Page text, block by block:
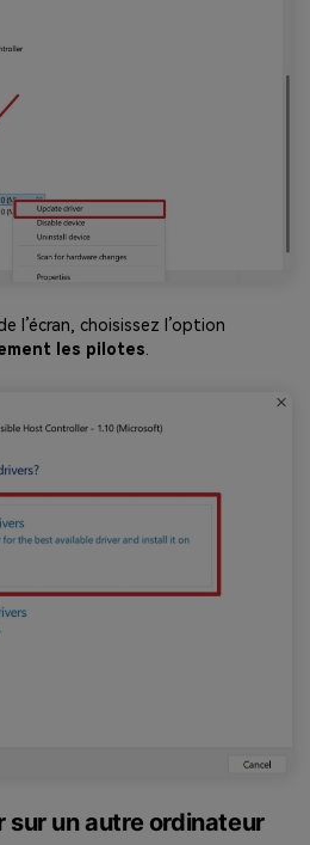
l’écran, choisissez l’option
les pilotes
sur un autre ordinateur